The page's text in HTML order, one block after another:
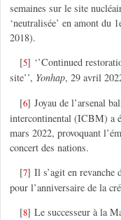
semaines sur le site
‘neutralisée’ en amont du
2018).
[5] ‘’Continued
site’’, Yonhap, 29 avril
[6]Joyau de l’arsenal
intercontinental (ICBM) a
mars 2022, provoquant
concert des nations.
[7]Il s’agit en
pour l’anniversaire de la
[8]Le successeur à la